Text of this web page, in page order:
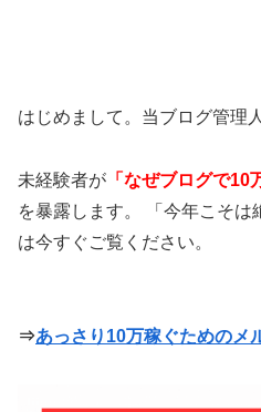
はじめまして。当ブログ管理
未経験者が 「なぜブログで10
を暴露します。 「今年こそは
は今すぐご覧ください。
⇒あっさり10万稼ぐためのメ